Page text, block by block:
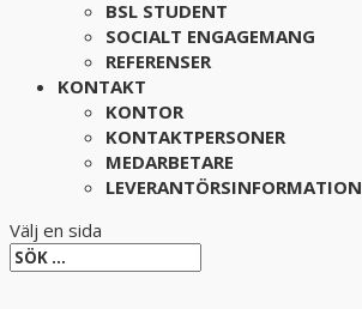
BSL STUDENT
SOCIALT ENGAGEMANG
REFERENSER
KONTAKT
KONTOR
KONTAKTPERSONER
MEDARBETARE
LEVERANTÖRSINFORMATION
Välj en sida